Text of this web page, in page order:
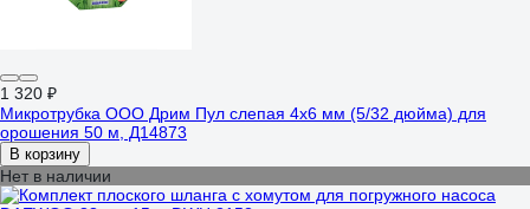
1 320 ₽
Микротрубка ООО Дрим Пул слепая 4x6 мм (5/32 дюйма) для
орошения 50 м, Д14873
В корзину
Нет в наличии